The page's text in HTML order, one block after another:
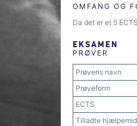
OMFANG OG
Da det er et 5
EKSAMEN
PRØVER
Prøvens navn
Prøveform
ECTS
Tilladte